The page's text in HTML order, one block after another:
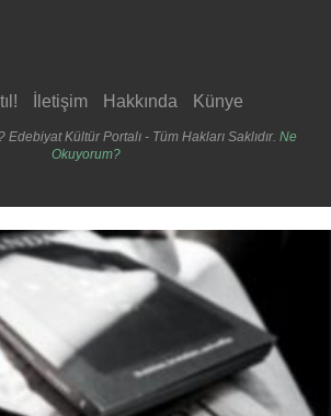
İletişim Hakkında Künye
Kültür Portalı - Tüm Hakları Saklıdır. Ne
Okuyorum?